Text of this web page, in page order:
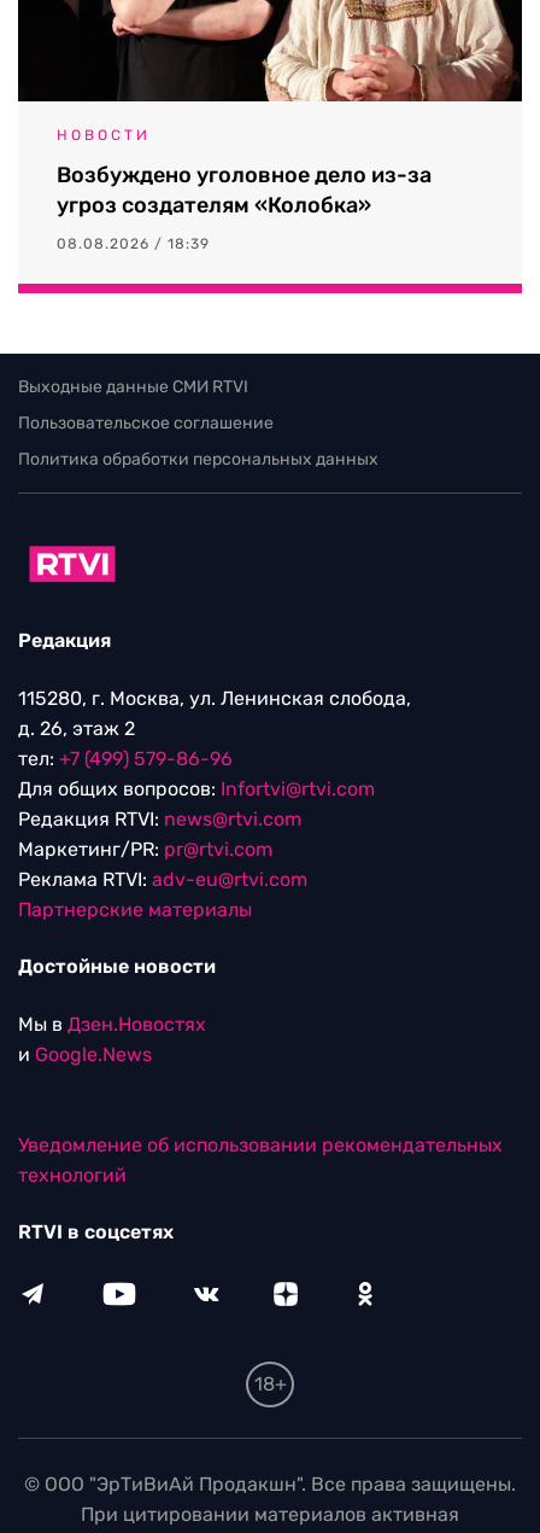
НОВОСТИ
Возбуждено уголовное дело из-за
угроз создателям «Колобка»
08.08.2026 / 18:39
Выходные данные СМИ RTVI
Пользовательское соглашение
Политика обработки персональных данных
Редакция
115280, г. Москва, ул. Ленинская слобода,
д. 26, этаж 2
тел: +7 (499) 579-86-96
Для общих вопросов: Infortvi@rtvi.com
Редакция RTVI: news@rtvi.com
Маркетинг/PR: pr@rtvi.com
Реклама RTVI: adv-eu@rtvi.com
Партнерские материалы
Достойные новости
Мы в Дзен.Новостях
и Google.News
Уведомление об использовании рекомендательных
технологий
RTVI в соцсетях
18+
© ООО "ЭрТиВиАй Продакшн". Все права защищены.
При цитировании материалов активная